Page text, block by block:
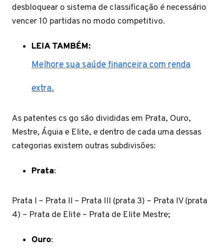
desbloquear o sistema de classificação é necessário
vencer 10 partidas no modo competitivo.
LEIA TAMBÉM:
Melhore sua saúde financeira com renda
extra.
As patentes cs go são divididas em Prata, Ouro,
Mestre, Águia e Elite, e dentro de cada uma dessas
categorias existem outras subdivisões:
Prata:
Prata I – Prata II – Prata III (prata 3) – Prata IV (prata
4) – Prata de Elite – Prata de Elite Mestre;
Ouro: